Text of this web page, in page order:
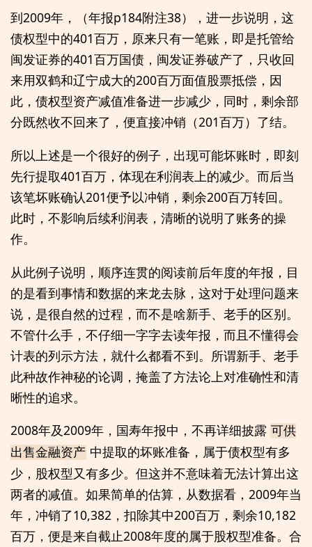
到2009年，（年报p184附注38），进一步说明，这
债权型中的401百万，原来只有一笔账，即是托管给
闽发证券的401百万国债，闽发证券破产了，只收回
来用双鹤和辽宁成大的200百万面值股票抵偿，因
此，债权型资产减值准备进一步减少，同时，剩余部
分既然收不回来了，便直接冲销（201百万）了结。
所以上述是一个很好的例子，出现可能坏账时，即刻
先行提取401百万，体现在利润表上的减少。而后当
该笔坏账确认201便予以冲销，剩余200百万转回。
此时，不影响后续利润表，清晰的说明了账务的操
作。
从此例子说明，顺序连贯的阅读前后年度的年报，目
的是看到事情和数据的来龙去脉，这对于处理问题来
说，是很自然的过程，而不是啥新手、老手的区别。
不管什么手，不仔细一字字去读年报，而且不懂得会
计表的列示方法，就什么都看不到。所谓新手、老手
此种故作神秘的论调，掩盖了方法论上对准确性和清
晰性的追求。
2008年及2009年，国寿年报中，不再详细披露 可供
出售金融资产 中提取的坏账准备，属于债权型有多
少，股权型又有多少。但这并不意味着无法计算出这
两者的减值。如果简单的估算，从数据看，2009年当
年，冲销了10,382，扣除其中200百万，剩余10,182
百万，便是来自截止2008年度的属于股权型准备。合